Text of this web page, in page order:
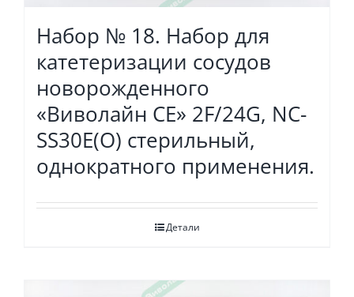
Набор № 18. Набор для
катетеризации сосудов
новорожденного
«Виволайн СЕ» 2F/24G, NC-
SS30E(O) стерильный,
однократного применения.
Детали